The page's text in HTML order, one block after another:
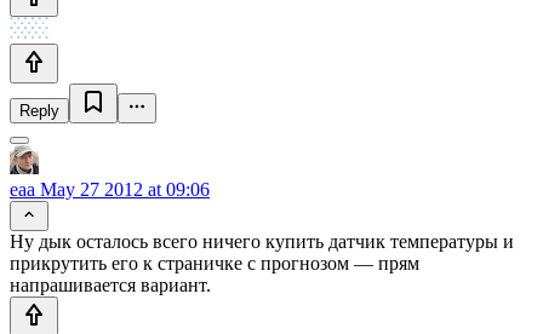
Reply
eaa May 27 2012 at 09:06
Ну дык осталось всего ничего купить датчик температуры и
прикрутить его к страничке с прогнозом — прям
напрашивается вариант.